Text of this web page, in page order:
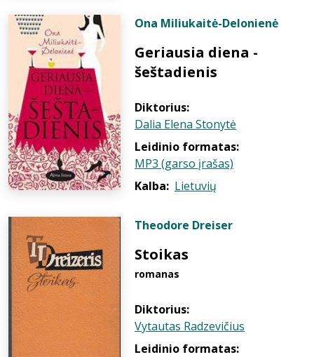
Ona Miliukaitė-Delonienė
Geriausia diena -
šeštadienis
Diktorius:
Dalia Elena Stonytė
Leidinio formatas:
MP3 (garso įrašas)
Kalba: Lietuvių
Theodore Dreiser
Stoikas
romanas
Diktorius:
Vytautas Radzevičius
Leidinio formatas: